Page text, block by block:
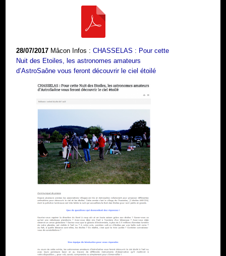
28/07/2017 Mâcon Infos : CHASSELAS : Pour cette
Nuit des Etoiles, les astronomes amateurs
d’AstroSaône vous feront découvrir le ciel étoilé